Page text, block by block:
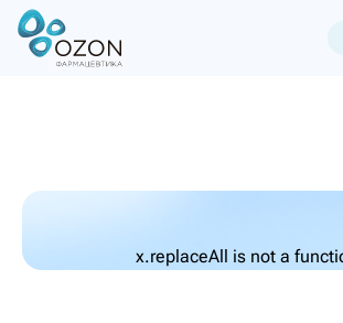
x.replaceAll is not a